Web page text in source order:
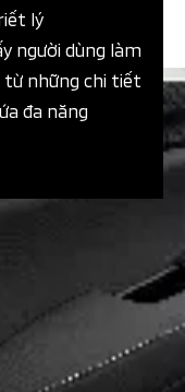
lý
người dùng làm
những chi tiết
đa năng